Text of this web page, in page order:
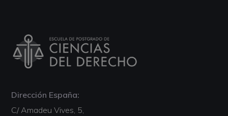
Dirección España:
C/ Amadeu Vives, 5,